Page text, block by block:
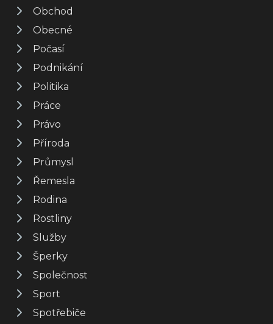
Obchod
Obecné
Počasí
Podnikání
Politika
Práce
Právo
Příroda
Průmysl
Řemesla
Rodina
Rostliny
Služby
Šperky
Společnost
Sport
Spotřebiče